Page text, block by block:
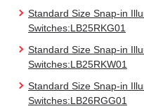
Standard Size Snap-in
Switches:LB25RKG01
Standard Size Snap-in
Switches:LB25RKW01
Standard Size Snap-in
Switches:LB26RGG01